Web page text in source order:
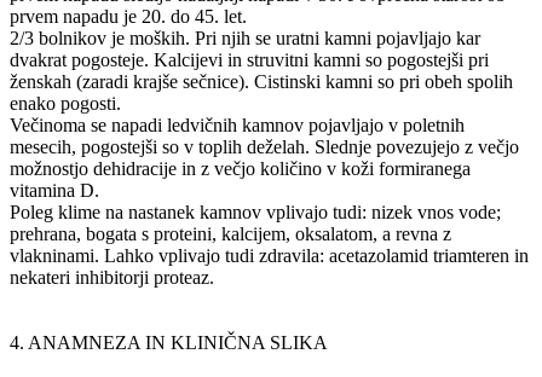
prvem napadu je 20. do 45. let.
2/3 bolnikov je moških. Pri njih se uratni kamni pojavljajo kar
dvakrat pogosteje. Kalcijevi in struvitni kamni so pogostejši pri
ženskah (zaradi krajše sečnice). Cistinski kamni so pri obeh spolih
enako pogosti.
Večinoma se napadi ledvičnih kamnov pojavljajo v poletnih
mesecih, pogostejši so v toplih deželah. Slednje povezujejo z večjo
možnostjo dehidracije in z večjo količino v koži formiranega
vitamina D.
Poleg klime na nastanek kamnov vplivajo tudi: nizek vnos vode;
prehrana, bogata s proteini, kalcijem, oksalatom, a revna z
vlakninami. Lahko vplivajo tudi zdravila: acetazolamid triamteren in
nekateri inhibitorji proteaz.
4. ANAMNEZA IN KLINIČNA SLIKA